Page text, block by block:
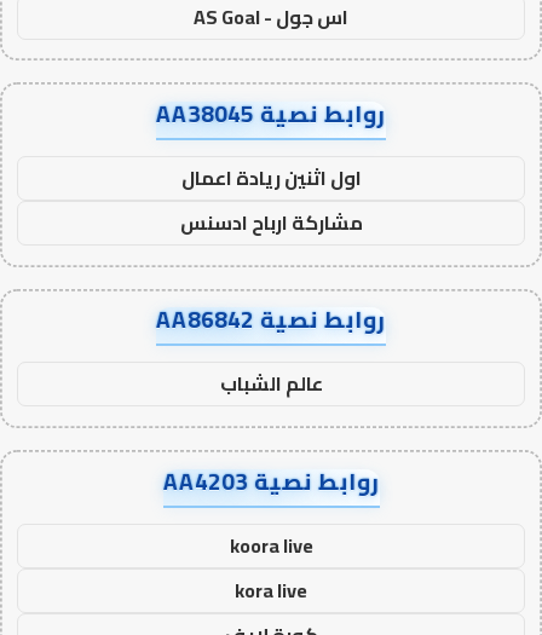
اس جول - AS Goal
روابط نصية AA38045
اول اثنين ريادة اعمال
مشاركة ارباح ادسنس
روابط نصية AA86842
عالم الشباب
روابط نصية AA4203
koora live
kora live